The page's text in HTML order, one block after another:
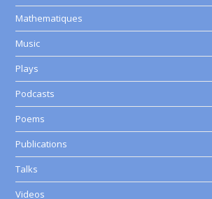
Mathematiques
Music
Plays
Podcasts
Poems
Publications
Talks
Videos